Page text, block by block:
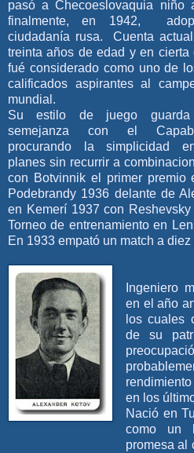
pasó a Checoeslovaquia niño
finalmente, en 1942,
ciudadanía rusa. Cuenta
treinta años de edad y en cierta
fué considerado como uno de
calificados aspirantes al
mundial.
Su estilo de juego guarda
semejanza con el
procurando la simplicidad
planes sin recurrir a
con Botvinnik el primer premio
Podebrandy 1936 delante de
en Kemerí 1937 con
Torneo de entrenamiento en
En 1933 empató un match a
Ingeniero
en el año
los cuales
de su
en los
Nació en
como un
promesa al